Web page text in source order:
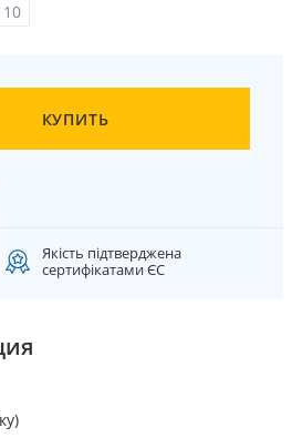
КУПИТЬ
Якість підтверджена
сертифікатами ЄС